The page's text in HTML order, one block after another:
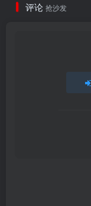
评论 抢沙发